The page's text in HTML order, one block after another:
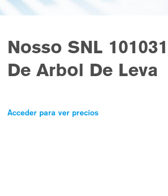
Nosso SNL
De Arbol De Leva
Acceder para ver precios